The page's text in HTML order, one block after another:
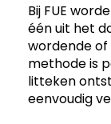
Bij FUE
één uit het
wordende of
methode is
litteken
eenvoudig